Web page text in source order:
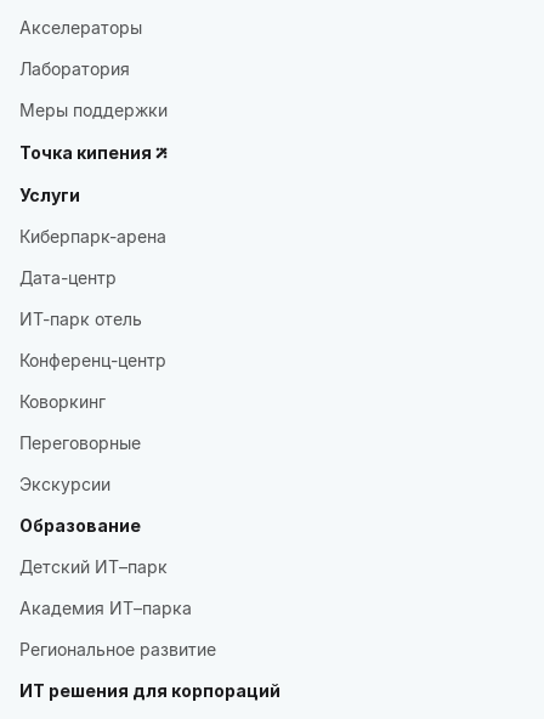
Акселераторы
Лаборатория
Меры поддержки
Точка кипения
Услуги
Киберпарк-арена
Дата-центр
ИТ-парк отель
Конференц-центр
Коворкинг
Переговорные
Экскурсии
Образование
Детский ИТ–парк
Академия ИТ–парка
Региональное развитие
ИТ решения для корпораций